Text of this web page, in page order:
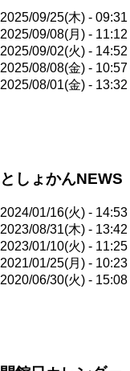
2025/09/25(木) - 09:31
2025/09/08(月) - 11:12
2025/09/02(火) - 14:52
2025/08/08(金) - 10:57
2025/08/01(金) - 13:32
送
としょかんNEWS
2024/01/16(火) - 14:53
2023/08/31(木) - 13:42
2023/01/10(火) - 11:25
2021/01/25(月) - 10:23
2020/06/30(火) - 15:08